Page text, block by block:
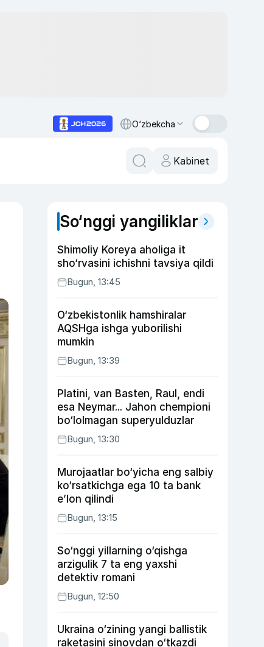
O‘zbekcha
Kabinet
So‘nggi yangiliklar
Shimoliy Koreya aholiga it
sho‘rvasini ichishni tavsiya qildi
Bugun, 13:45
O‘zbekistonlik hamshiralar
AQSHga ishga yuborilishi
mumkin
Bugun, 13:39
Platini, van Basten, Raul, endi
esa Neymar... Jahon chempioni
bo‘lolmagan superyulduzlar
Bugun, 13:30
Murojaatlar bo‘yicha eng salbiy
ko‘rsatkichga ega 10 ta bank
e’lon qilindi
Bugun, 13:15
So‘nggi yillarning o‘qishga
arzigulik 7 ta eng yaxshi
detektiv romani
Bugun, 12:50
Ukraina o‘zining yangi ballistik
raketasini sinovdan o‘tkazdi